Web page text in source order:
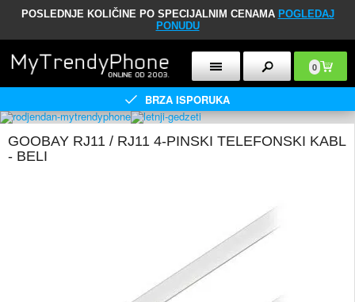
POSLEDNJE KOLIČINE PO SPECIJALNIM CENAMA POGLEDAJ
PONUDU
0
BRZA ISPORUKA
GOOBAY RJ11 / RJ11 4-PINSKI TELEFONSKI KABL
- BELI